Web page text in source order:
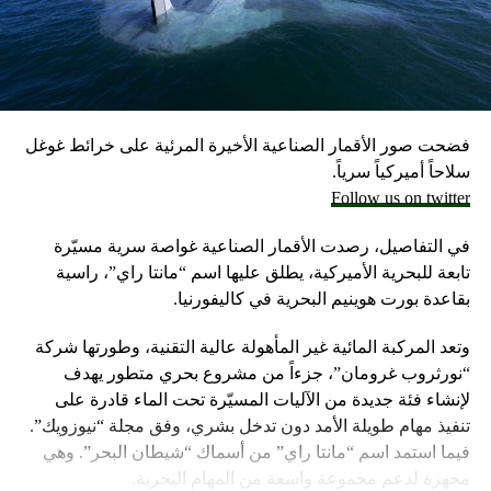
مسؤولون إسرائيليون حاليون وسابقون.
وكانت وزارة الخارجية أرجأت في مايو، فقط تسليم قنابل زنة
2000 رطل و500 رطل إلى إسرائيل بسبب مخاوف بشأن سقوط
ضحايا من المدنيين في مدينة رفح.
إلا أن نتنياهو خرج الأسبوع المضي بتصريحات نارية، ومفاجئة
حول مماطلة أميركا في تسليم تل أبيب أسلحة
ما أثار حفيظة البيت الأبيض الذي وصف تلك التصريحات بالمخيبة
للآمال.
فضحت صور الأقمار الصناعية الأخيرة المرئية على خرائط غوغل
سلاحاً أميركياً سرياً.
Follow us on twitter
في التفاصيل، رصدت الأقمار الصناعية غواصة سرية مسيّرة
تابعة للبحرية الأميركية، يطلق عليها اسم “مانتا راي”، راسية
بقاعدة بورت هوينيم البحرية في كاليفورنيا.
وتعد المركبة المائية غير المأهولة عالية التقنية، وطورتها شركة
“نورثروب غرومان”، جزءاً من مشروع بحري متطور يهدف
لإنشاء فئة جديدة من الآليات المسيّرة تحت الماء قادرة على
تنفيذ مهام طويلة الأمد دون تدخل بشري، وفق مجلة “نيوزويك”.
فيما استمد اسم “مانتا راي” من أسماك “شيطان البحر”. وهي
مجهزة لدعم مجموعة واسعة من المهام البحرية.